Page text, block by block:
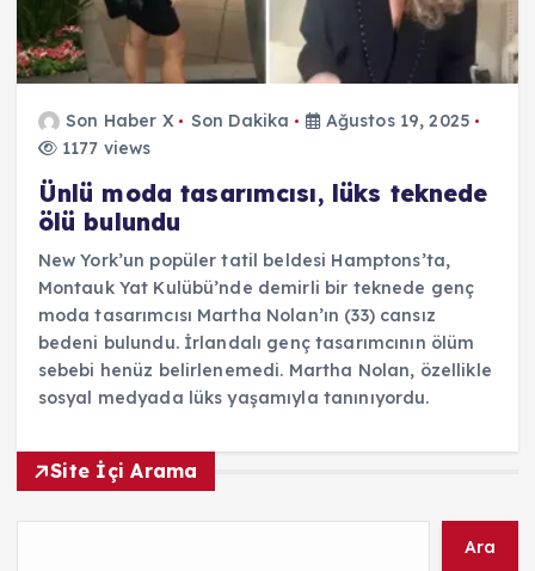
Son Haber X Son Dakika
Ağustos 19, 2025
1177 views
Ünlü moda tasarımcısı, lüks teknede
ölü bulundu
New York’un popüler tatil beldesi Hamptons’ta,
Montauk Yat Kulübü’nde demirli bir teknede genç
moda tasarımcısı Martha Nolan’ın (33) cansız
bedeni bulundu. İrlandalı genç tasarımcının ölüm
sebebi henüz belirlenemedi. Martha Nolan, özellikle
sosyal medyada lüks yaşamıyla tanınıyordu.
Site İçi Arama
Ara